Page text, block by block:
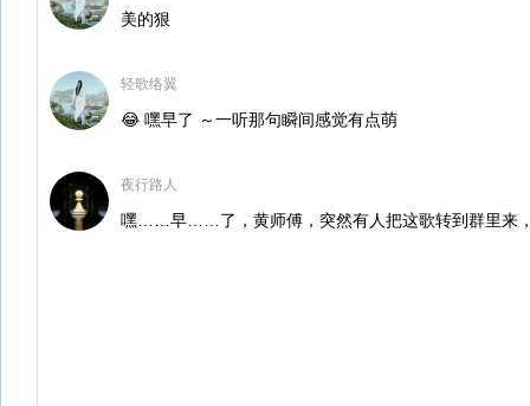
美的狠
轻歌络翼
😂 嘿早了 ～一听那句瞬间感觉有点萌
夜行路人
嘿……早……了，黄师傅，突然有人把这歌转到群里来